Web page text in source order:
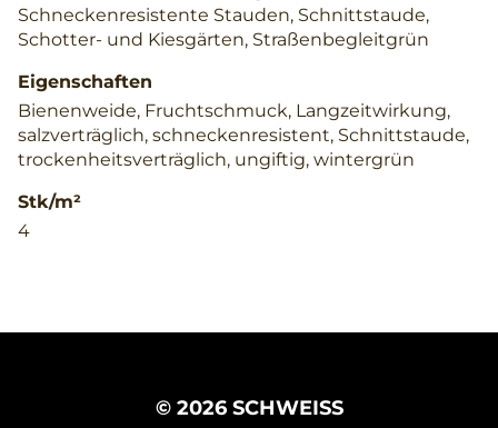
Schneckenresistente Stauden, Schnittstaude,
Schotter- und Kiesgärten, Straßenbegleitgrün
Eigenschaften
Bienenweide, Fruchtschmuck, Langzeitwirkung,
salzverträglich, schneckenresistent, Schnittstaude,
trockenheitsverträglich, ungiftig, wintergrün
Stk/m²
4
© 2026 SCHWEISS